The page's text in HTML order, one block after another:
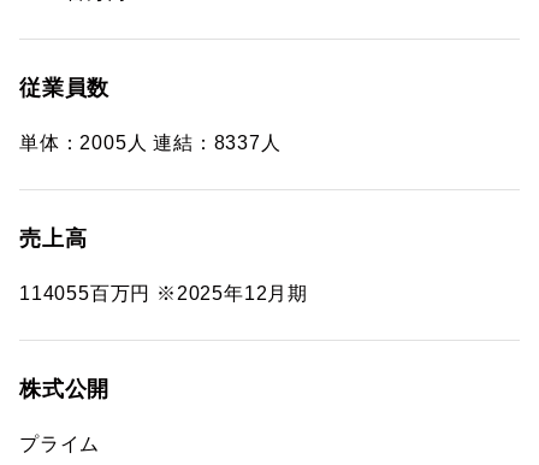
従業員数
単体：2005人 連結：8337人
売上高
114055百万円 ※2025年12月期
株式公開
プライム